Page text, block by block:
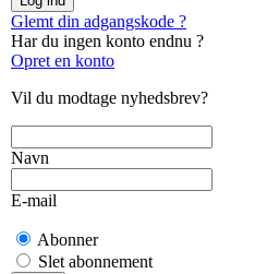
Glemt din adgangskode ?
Har du ingen konto endnu ?
Opret en konto
Vil du modtage nyhedsbrev?
Navn
E-mail
Abonner
Slet abonnement